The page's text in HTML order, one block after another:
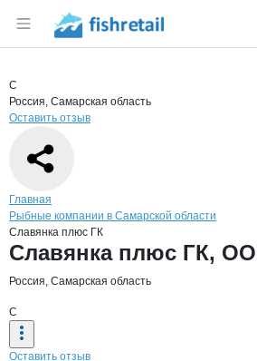
Раздел навигации по
Страница компании
Страница компании
Краткая информация о
С
Россия, Самарская область
Оставить отзыв
Навигация по сайту
Главная
Рыбные компании в Самарской области
Славянка плюс ГК
Основная информация о
Славянка плюс ГК,
Россия, Самарская область
С
Оставить отзыв